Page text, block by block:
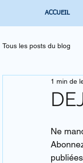
ACCUEIL
Tous les posts du blog
1 min de
Ne